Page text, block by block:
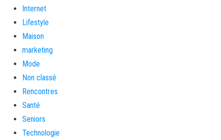
Internet
Lifestyle
Maison
marketing
Mode
Non classé
Rencontres
Santé
Seniors
Technologie